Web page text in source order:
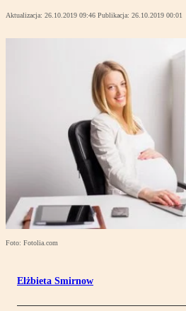
Aktualizacja: 26.10.2019 09:46 Publikacja: 26.10.2019 00:01
Foto: Fotolia.com
Elżbieta Smirnow